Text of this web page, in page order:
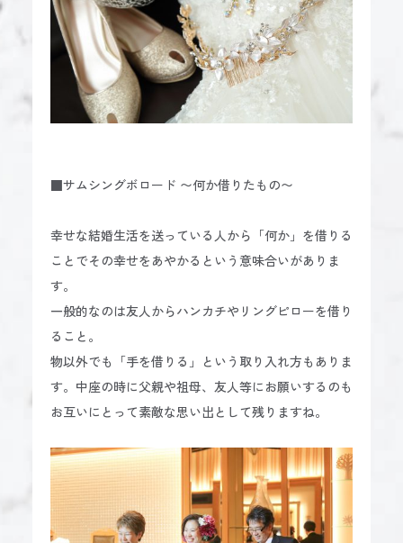
■サムシングボロード 〜何か借りたもの〜
幸せな結婚生活を送っている人から「何か」を借りる
ことでその幸せをあやかるという意味合いがありま
す。
一般的なのは友人からハンカチやリングピローを借り
ること。
物以外でも「手を借りる」という取り入れ方もありま
す。中座の時に父親や祖母、友人等にお願いするのも
お互いにとって素敵な思い出として残りますね。